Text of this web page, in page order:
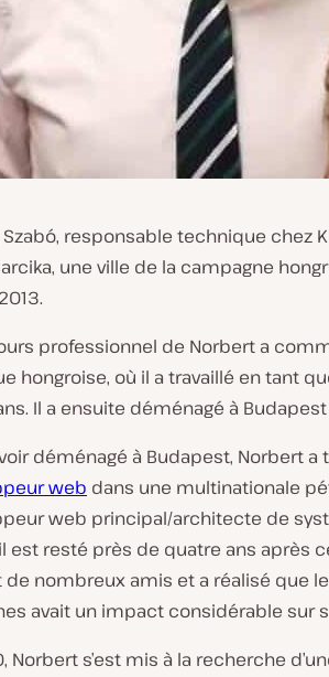
responsable technique chez
une ville de la campagne
professionnel de Norbert a
hongroise, où il a travaillé en tant
Il a ensuite déménagé à
déménagé à Budapest, Norbert
web dans une multinationale
web principal/architecte de
est resté près de quatre ans après
de nombreux amis et a réalisé que
avait un impact considérable sur
Norbert s’est mis à la recherche